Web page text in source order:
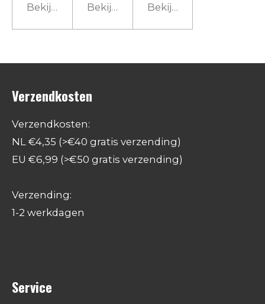
Bekijk detailsBekijk detailsBekijk details
Verzendkosten
Verzendkosten:
NL €4,35 (>€40 gratis verzending)
EU €6,99 (>€50 gratis verzending)
Verzending:
1-2 werkdagen
Service